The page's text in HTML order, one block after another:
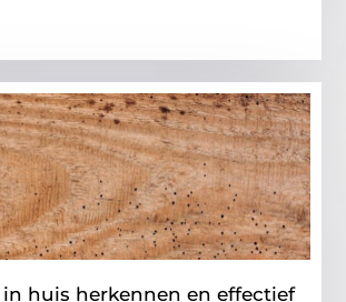
huis herkennen en effectief